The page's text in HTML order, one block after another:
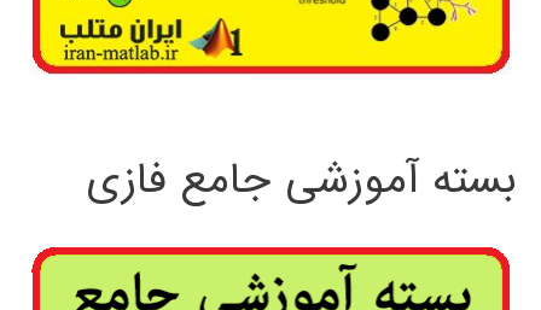
بسته آموزشی جامع فازی